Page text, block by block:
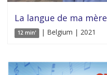
La langue de ma mère
12 min' | Belgium | 2021